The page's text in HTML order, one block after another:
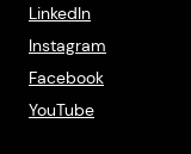
LinkedIn
Instagram
Facebook
YouTube